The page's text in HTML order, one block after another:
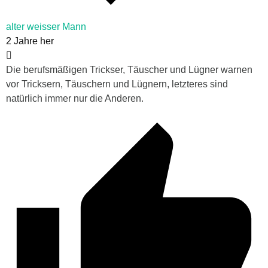
alter weisser Mann
2 Jahre her
Die berufsmäßigen Trickser, Täuscher und Lügner warnen
vor Tricksern, Täuschern und Lügnern, letzteres sind
natürlich immer nur die Anderen.